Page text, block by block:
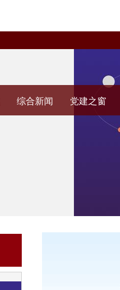
综合新闻 党建之窗
经济学院团工委